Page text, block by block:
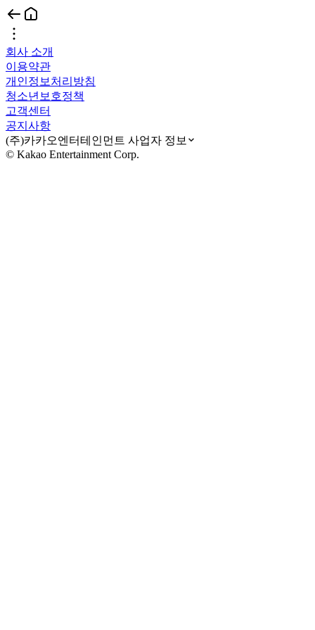
회사 소개
이용약관
개인정보처리방침
청소년보호정책
고객센터
공지사항
(주)카카오엔터테인먼트 사업자 정보
© Kakao Entertainment Corp.